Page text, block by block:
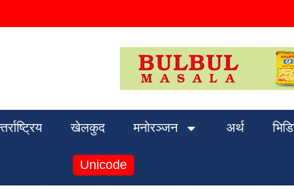
खेलकुद मनोरञ्जन अर्थ
Unicode